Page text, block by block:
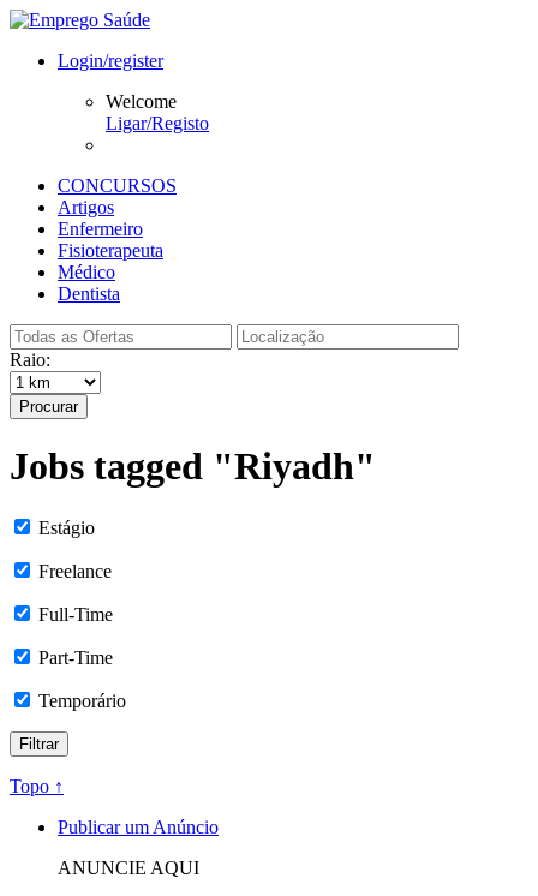
Login/register
Welcome
Ligar/Registo
CONCURSOS
Artigos
Enfermeiro
Fisioterapeuta
Médico
Dentista
Raio:
Procurar
Jobs tagged "Riyadh"
Estágio
Freelance
Full-Time
Part-Time
Temporário
Topo ↑
Publicar um Anúncio
ANUNCIE AQUI